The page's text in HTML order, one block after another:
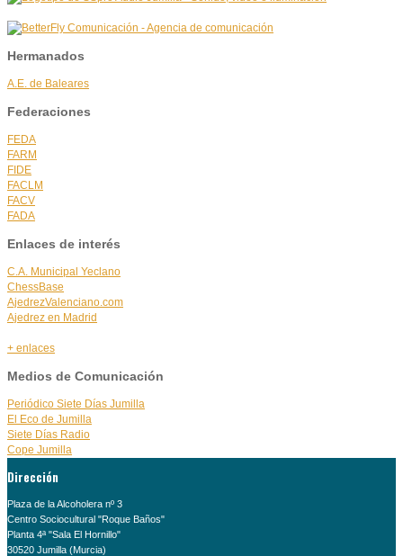
Hermanados
A.E. de Baleares
Federaciones
FEDA
FARM
FIDE
FACLM
FACV
FADA
Enlaces de interés
C.A. Municipal Yeclano
ChessBase
AjedrezValenciano.com
Ajedrez en Madrid
+ enlaces
Medios de Comunicación
Periódico Siete Días Jumilla
El Eco de Jumilla
Siete Días Radio
Cope Jumilla
Dirección
Plaza de la Alcoholera nº 3
Centro Sociocultural "Roque Baños"
Planta 4ª "Sala El Hornillo"
30520 Jumilla (Murcia)